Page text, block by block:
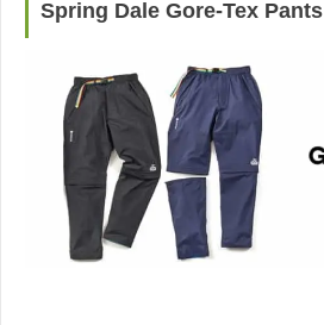
Spring Dale Gore-Tex Pants